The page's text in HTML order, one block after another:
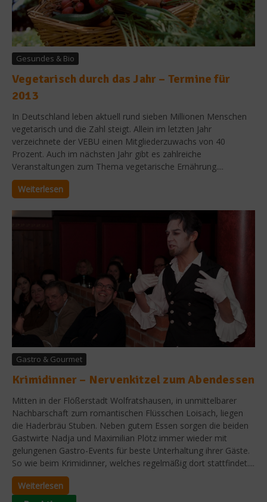
Gesundes & Bio
Vegetarisch durch das Jahr – Termine für
2013
In Deutschland leben aktuell rund sieben Millionen Menschen
vegetarisch und die Zahl steigt. Allein im letzten Jahr
verzeichnete der VEBU einen Mitgliederzuwachs von 40
Prozent. Auch im nächsten Jahr gibt es zahlreiche
Veranstaltungen zum Thema vegetarische Ernährung....
Weiterlesen
Gastro & Gourmet
Krimidinner – Nervenkitzel zum Abendessen
Mitten in der Flößerstadt Wolfratshausen, in unmittelbarer
Nachbarschaft zum romantischen Flüsschen Loisach, liegen
die Haderbräu Stuben. Neben gutem Essen sorgen die beiden
Gastwirte Nadja und Maximilian Plötz immer wieder mit
gelungenen Gastro-Events für beste Unterhaltung ihrer Gäste.
So wie beim Krimidinner, welches regelmäßig dort stattfindet....
Weiterlesen